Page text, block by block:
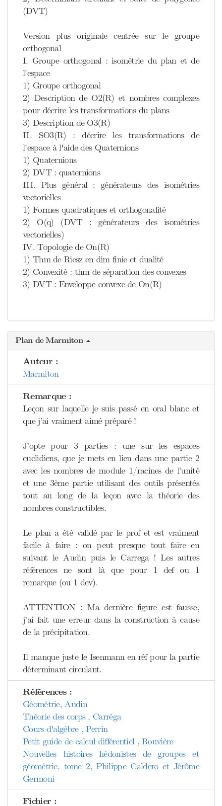
(DVT)
Version plus originale centrée sur le groupe
orthogonal
I. Groupe orthogonal : isométrie du plan et de
l'espace
1) Groupe orthogonal
2) Description de O2(R) et nombres complexes
pour décrire les transformations du plans
3) Description de O3(R)
II. SO3(R) : décrire les transformations de
l'espace à l'aide des Quaternions
1) Quaternions
2) DVT : quaternions
III. Plus général : générateurs des isométries
vectorielles
1) Formes quadratiques et orthogonalité
2) O(q) (DVT : générateurs des isométries
vectorielles)
IV. Topologie de On(R)
1) Thm de Riesz en dim finie et dualité
2) Convexité : thm de séparation des convexes
3) DVT : Enveloppe convexe de On(R)
Plan de Marmiton
Auteur :
Marmiton
Remarque :
Leçon sur laquelle je suis passé en oral blanc et
que j’ai vraiment aimé préparé !
J’opte pour 3 parties : une sur les espaces
euclidiens, que je mets en lien dans une partie 2
avec les nombres de module 1/racines de l’unité
et une 3ème partie utilisant des outils présentés
tout au long de la leçon avec la théorie des
nombres constructibles.
Le plan a été validé par le prof et est vraiment
facile à faire : on peut presque tout faire en
suivant le Audin puis le Carrega ! Les autres
références ne sont là que pour 1 def ou 1
remarque (ou 1 dev).
ATTENTION : Ma dernière figure est fausse,
j’ai fait une erreur dans la construction à cause
de la précipitation.
Il manque juste le Isenmann en réf pour la partie
déterminant circulant.
Références :
Géométrie, Audin
Théorie des corps , Carréga
Cours d'algèbre , Perrin
Petit guide de calcul différentiel , Rouvière
Nouvelles histoires hédonistes de groupes et
géométrie, tome 2, Philippe Caldero et Jérôme
Germoni
Fichier :